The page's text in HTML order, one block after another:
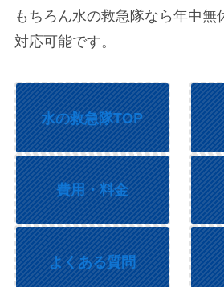
もちろん水の救急隊なら年中無
対応可能です。
水の救急隊TOP
費用・料金
よくある質問